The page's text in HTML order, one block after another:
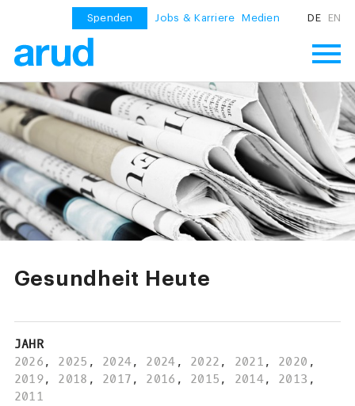
Spenden Jobs & Karriere Medien DE EN
Gesundheit Heute
JAHR
2026 , 2025 , 2024, 2024 , 2022 , 2021 , 2020 ,
2019, 2018 , 2017 , 2016 , 2015 , 2014, 2013 ,
2011